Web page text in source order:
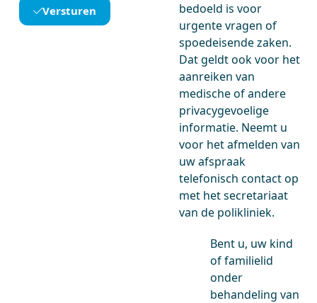
Versturen
bedoeld is voor
urgente vragen of
spoedeisende zaken.
Dat geldt ook voor het
aanreiken van
medische of andere
privacygevoelige
informatie. Neemt u
voor het afmelden van
uw afspraak
telefonisch contact op
met het secretariaat
van de polikliniek.
Bent u, uw kind
of familielid
onder
behandeling van